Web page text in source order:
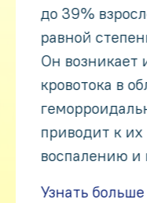
до 39%
равной
Он возникает
кровотока в
приводит к
воспалению
Узнать больше